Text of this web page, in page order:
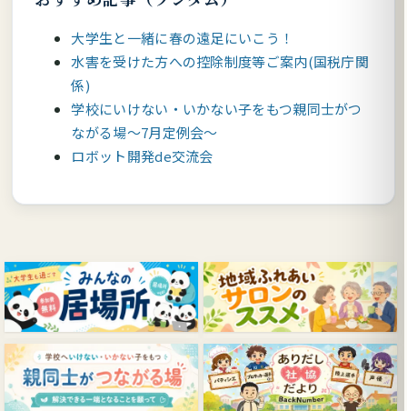
大学生と一緒に春の遠足にいこう！
水害を受けた方への控除制度等ご案内(国税庁関
係)
学校にいけない・いかない子をもつ親同士がつ
ながる場～7月定例会～
ロボット開発de交流会